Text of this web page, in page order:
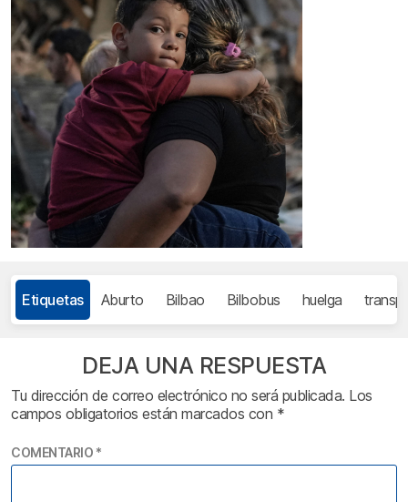
Etiquetas Aburto Bilbao Bilbobus huelga
DEJA UNA RESPUESTA
Tu dirección de correo electrónico no será publicada. Los
campos obligatorios están marcados con *
COMENTARIO *